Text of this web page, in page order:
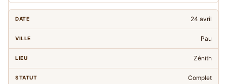
24 avril
Pau
Zénith
Complet